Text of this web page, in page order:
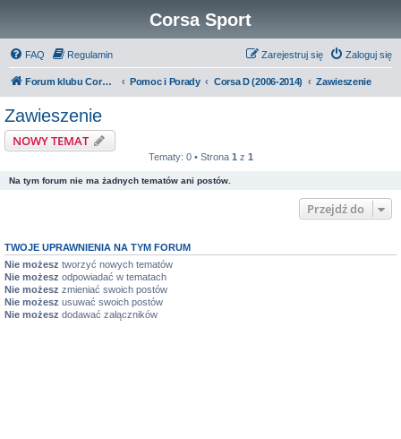
Corsa Sport
FAQ Regulamin Zaloguj się
Zarejestruj się
Forum klubu Corsa Sport Pomoc i Porady Corsa D (2006-2014) Zawieszenie
Zawieszenie
NOWY TEMAT
Tematy: 0 • Strona 1 z 1
Na tym forum nie ma żadnych tematów ani postów.
Przejdź do
TWOJE UPRAWNIENIA NA TYM FORUM
Nie możesz tworzyć nowych tematów
Nie możesz odpowiadać w tematach
Nie możesz zmieniać swoich postów
Nie możesz usuwać swoich postów
Nie możesz dodawać załączników